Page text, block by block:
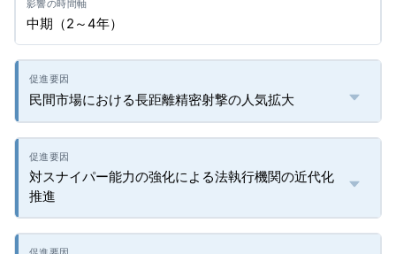
中期（2～4年）
民間市場における長距離精密射撃の人気拡大
対スナイパー能力の強化による法執行機関の近代化
推進